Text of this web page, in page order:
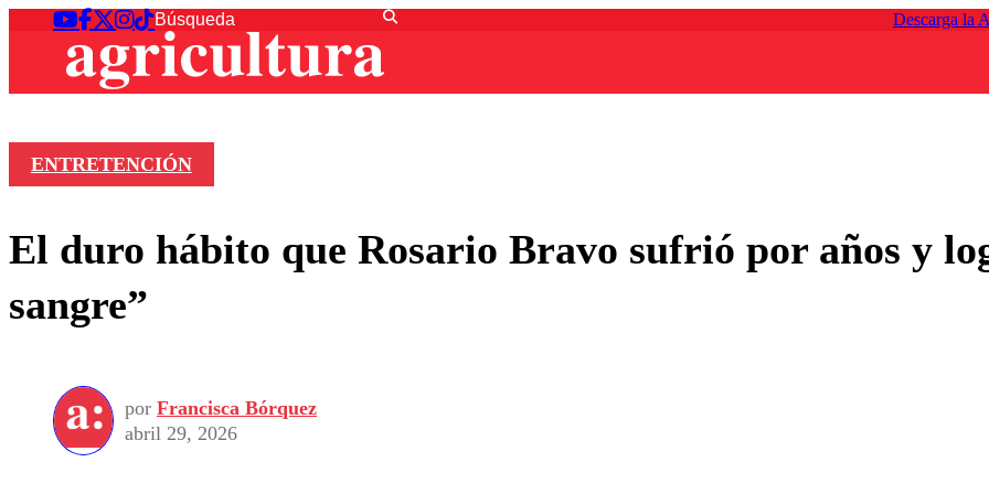
Descarga la
ENTRETENCIÓN
El duro hábito que Rosario Bravo sufrió por años y
sangre”
por Francisca Bórquez
abril 29, 2026